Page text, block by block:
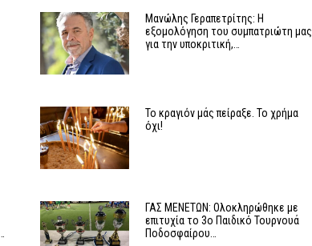
Μανώλης Γεραπετρίτης: Η
εξομολόγηση του συμπατριώτη μας
για την υποκριτική,…
Το κραγιόν μάς πείραξε. Το χρήμα
όχι!
ΓΑΣ ΜΕΝΕΤΩΝ: Ολοκληρώθηκε με
επιτυχία το 3ο Παιδικό Τουρνουά
Ποδοσφαίρου…